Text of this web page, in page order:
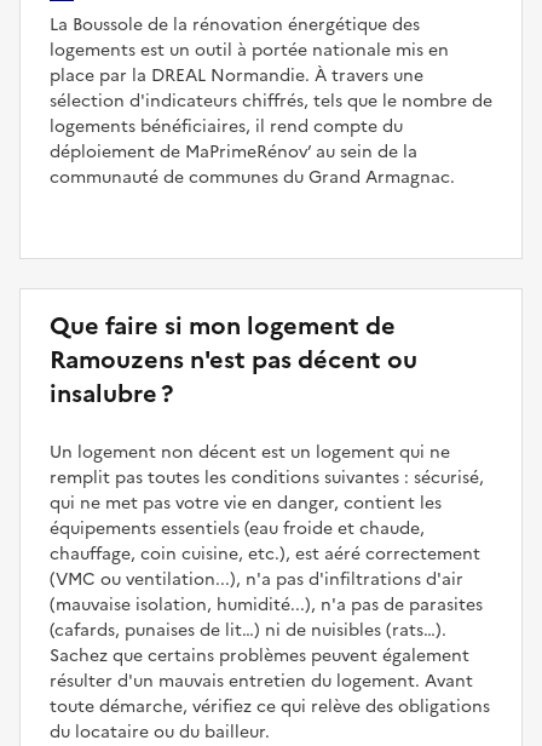
La Boussole de la rénovation énergétique des
logements est un outil à portée nationale mis en
place par la DREAL Normandie. À travers une
sélection d'indicateurs chiffrés, tels que le nombre de
logements bénéficiaires, il rend compte du
déploiement de MaPrimeRénov’ au sein de la
communauté de communes du Grand Armagnac.
Que faire si mon logement de
Ramouzens n'est pas décent ou
insalubre ?
Un logement non décent est un logement qui ne
remplit pas toutes les conditions suivantes : sécurisé,
qui ne met pas votre vie en danger, contient les
équipements essentiels (eau froide et chaude,
chauffage, coin cuisine, etc.), est aéré correctement
(VMC ou ventilation...), n'a pas d'infiltrations d'air
(mauvaise isolation, humidité...), n'a pas de parasites
(cafards, punaises de lit…) ni de nuisibles (rats…).
Sachez que certains problèmes peuvent également
résulter d'un mauvais entretien du logement. Avant
toute démarche, vérifiez ce qui relève des obligations
du locataire ou du bailleur.